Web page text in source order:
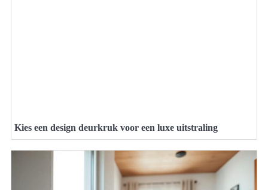
Kies een design deurkruk voor een luxe uitstraling